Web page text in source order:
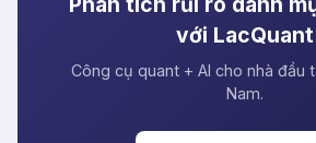
với LacQuant
Công cụ quant + AI cho nhà đầu
Nam.